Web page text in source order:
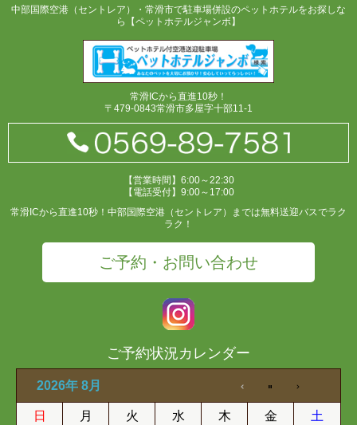
中部国際空港（セントレア）・常滑市で駐車場併設のペットホテルをお探しな
ら【ペットホテルジャンボ】
常滑ICから直進10秒！
〒479-0843常滑市多屋字十部11-1
【営業時間】6:00～22:30
【電話受付】9:00～17:00
常滑ICから直進10秒！中部国際空港（セントレア）までは無料送迎バスでラク
ラク！
ご予約・お問い合わせ
ご予約状況カレンダー
2026年 8月
日 月 火 水 木 金 土